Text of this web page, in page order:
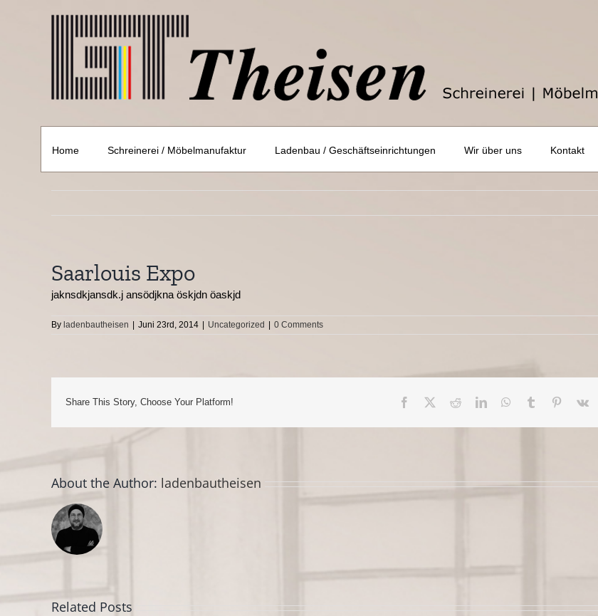
Home Schreinerei / Möbelmanufaktur Ladenbau / Geschäftseinrichtungen Wir über uns Kontakt
Saarlouis Expo
jaknsdkjansdk.j ansödjkna öskjdn öaskjd
By ladenbautheisen Juni 23rd, 2014 Uncategorized 0 Comments
Share This Story, Choose Your Platform! Facebook RedditLinkedInWhatsApp
Tumblr Pinterest
Vk
About the Author: ladenbautheisen
Related Posts